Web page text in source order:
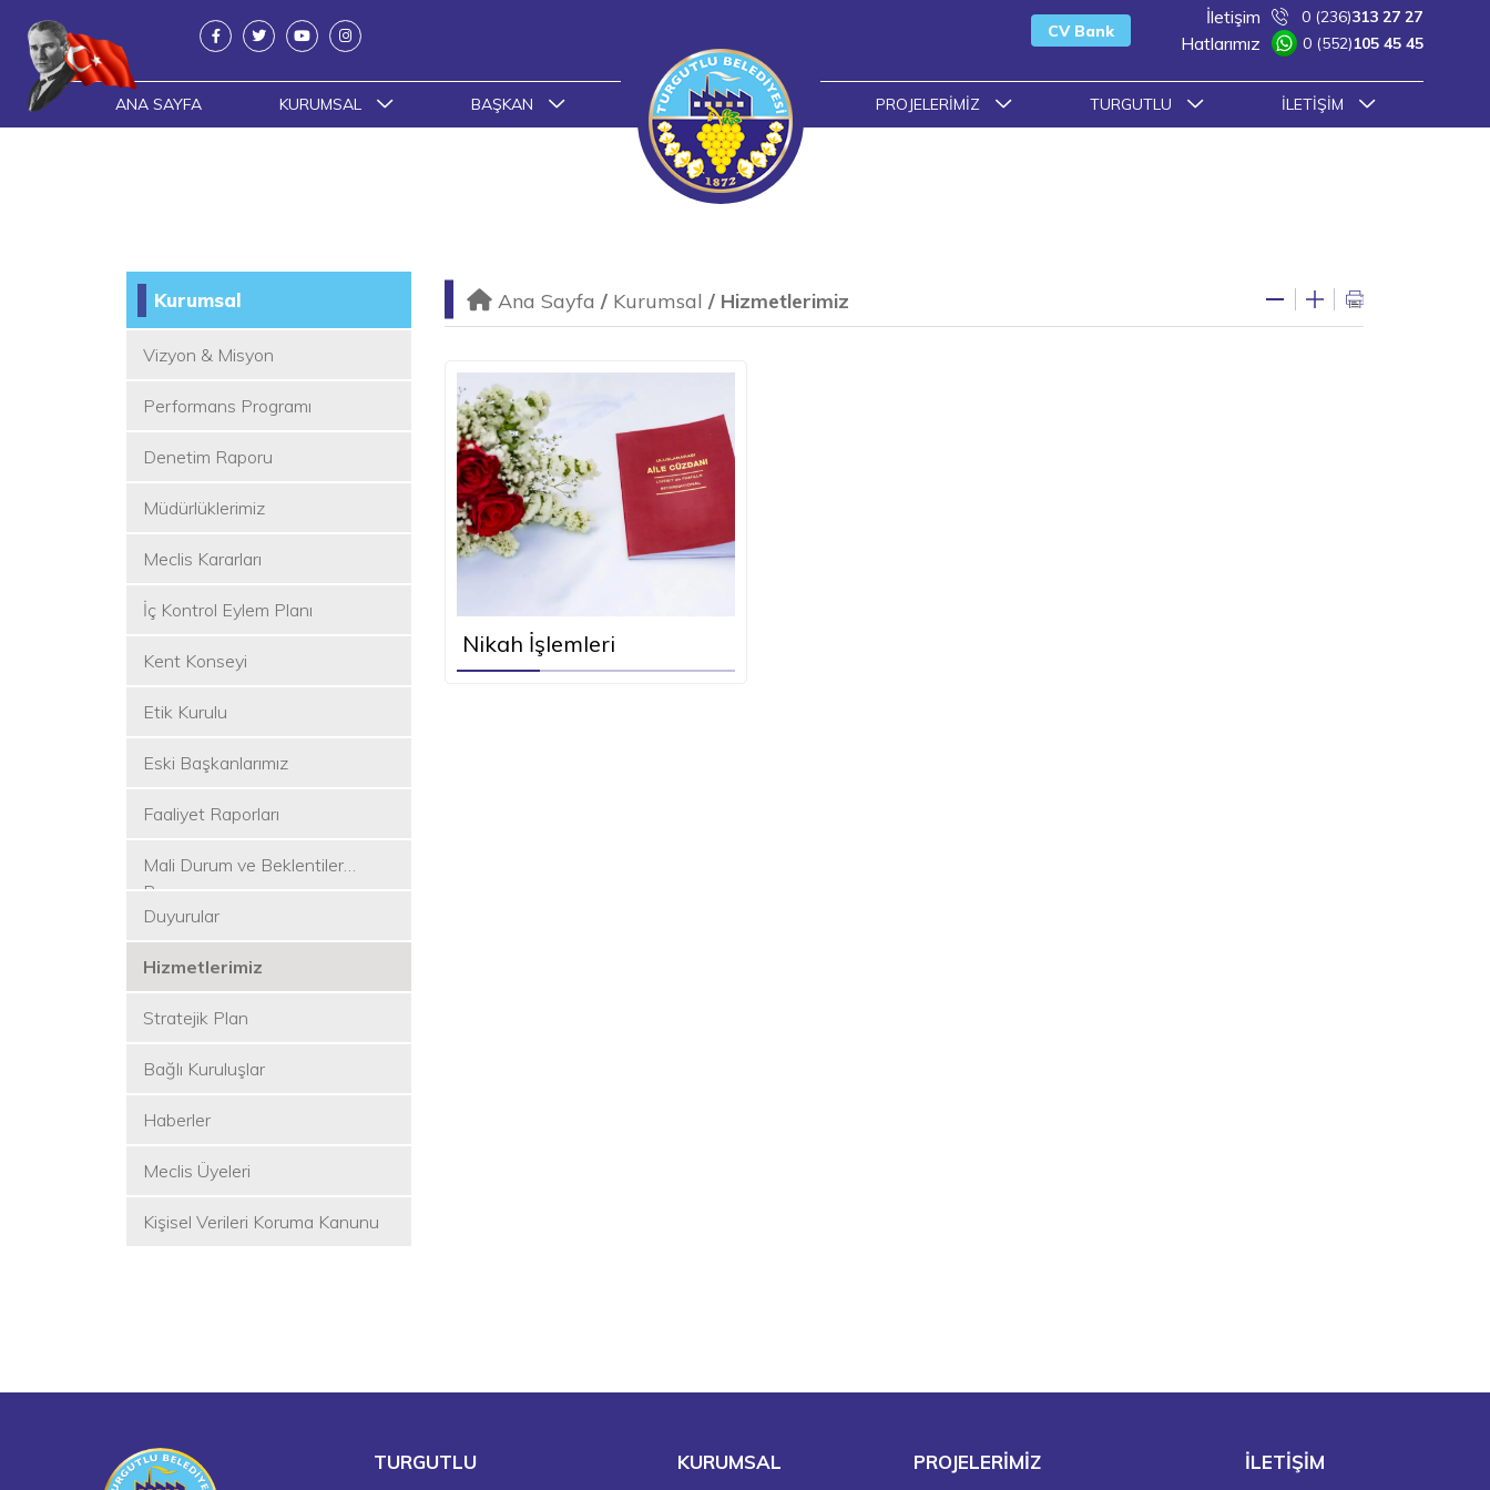
ANA SAYFA KURUMSAL BAŞKAN PROJELERIMIZ TURGUTLU İLETIŞIM
CV Bank
İletişim 0 (236)313 27 27
Hatlarımız 0 (552)105 45 45
Kurumsal
Vizyon & Misyon
Performans Programı
Denetim Raporu
Müdürlüklerimiz
Meclis Kararları
İç Kontrol Eylem Planı
Kent Konseyi
Etik Kurulu
Eski Başkanlarımız
Faaliyet Raporları
Mali Durum ve Beklentiler
Raporu
Duyurular
Hizmetlerimiz
Stratejik Plan
Bağlı Kuruluşlar
Haberler
Meclis Üyeleri
Kişisel Verileri Koruma Kanunu
Ana Sayfa / Kurumsal / Hizmetlerimiz
Nikah İşlemleri
TURGUTLU KURUMSAL PROJELERİMİZ İLETİŞİM